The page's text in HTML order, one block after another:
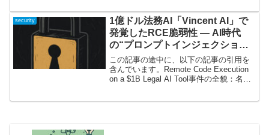
Appling（ディ・アッ...
security
1億ドル法務AI「Vincent AI」で
発覚したRCE脆弱性 ― AI時代
の“プロンプトインジェクショ
ン”が突きつける新たな脅威
この記事の途中に、以下の記事の引用を
含んでいます。Remote Code Execution
on a $1B Legal AI Tool事件の全貌：名門